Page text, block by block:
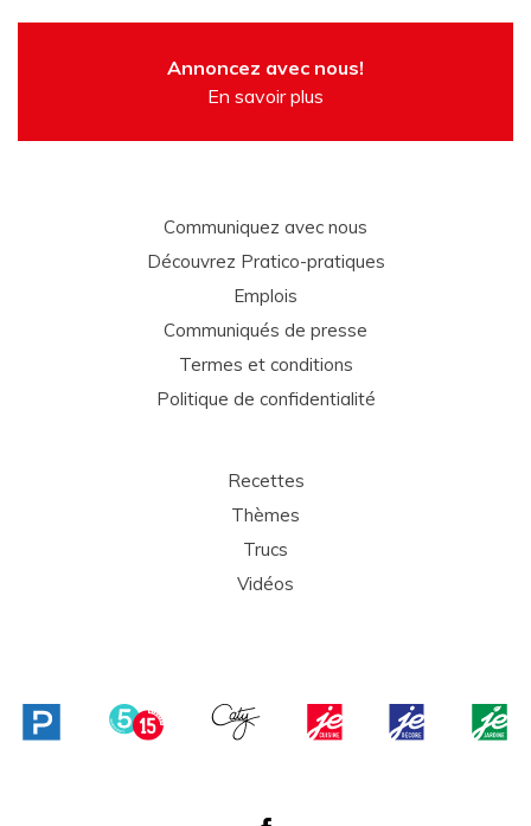
Annoncez avec nous!
En savoir plus
Communiquez avec nous
Découvrez Pratico-pratiques
Emplois
Communiqués de presse
Termes et conditions
Politique de confidentialité
Recettes
Thèmes
Trucs
Vidéos